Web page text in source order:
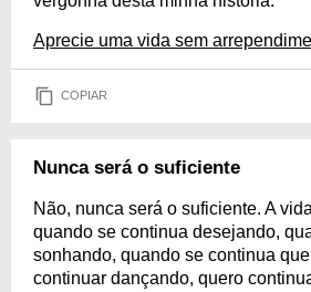
Aprecie uma vida sem
COPIAR
Nunca será o suficiente
Não, nunca será o suficiente. A
quando se continua desejando,
sonhando, quando se continua
continuar dançando, quero